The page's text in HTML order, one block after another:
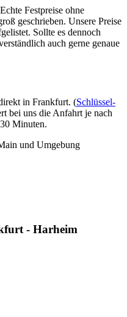
Festpreise ohne
geschrieben. Unsere Preise
Sollte es dennoch
auch gerne genaue
in Frankfurt. (Schlüssel-
bei uns die Anfahrt je nach
Minuten.
- Harheim